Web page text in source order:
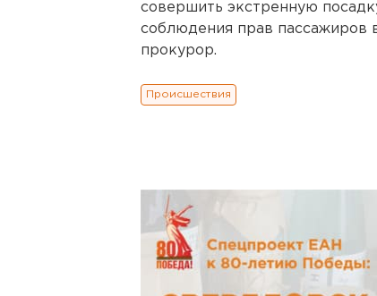
совершить экстренную
соблюдения прав пассажиров
прокурор.
Происшествия